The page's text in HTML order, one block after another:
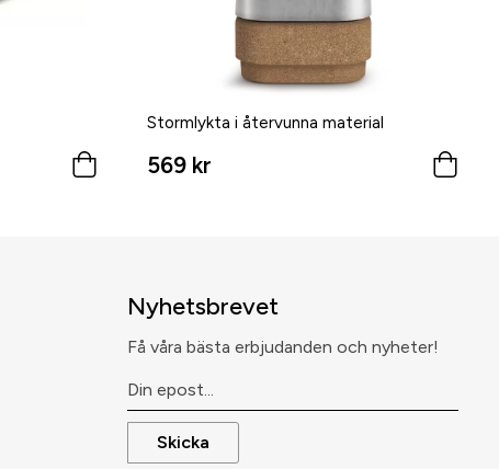
Stormlykta i återvunna material
569 kr
Nyhetsbrevet
Få våra bästa erbjudanden och nyheter!
Skicka